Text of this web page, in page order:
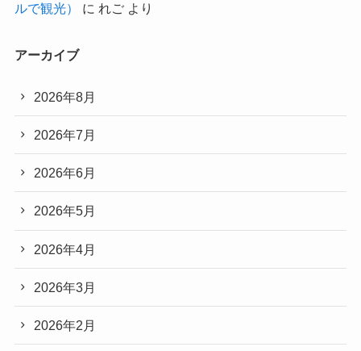
ルで観光）
に れごより
アーカイブ
2026年8月
2026年7月
2026年6月
2026年5月
2026年4月
2026年3月
2026年2月